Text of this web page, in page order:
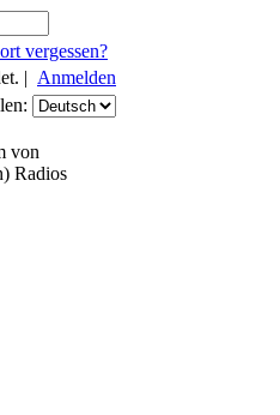
vergessen?
| Anmelden
von
Radios